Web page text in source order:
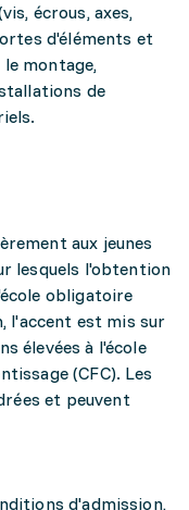
écrous, axes,
d'éléments et
montage,
de
aux jeunes
lesquels l'obtention
obligatoire
l'accent est mis sur
élevées à l'école
(CFC). Les
et peuvent
d'admission,